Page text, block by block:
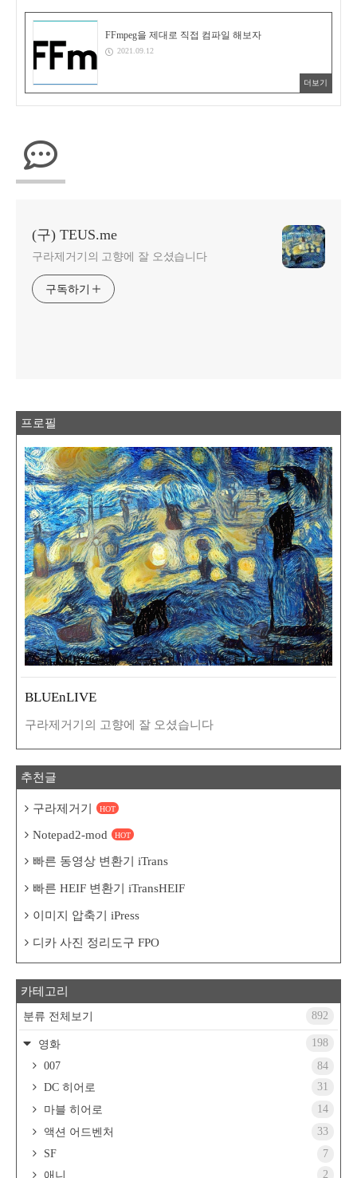
FFmpeg을 제대로 직접 컴파일 해보자
2021.09.12
더보기
(구) TEUS.me
구라제거기의 고향에 잘 오셨습니다
구독하기
프로필
BLUEnLIVE
구라제거기의 고향에 잘 오셨습니다
추천글
구라제거기 HOT
Notepad2-mod HOT
빠른 동영상 변환기 iTrans
빠른 HEIF 변환기 iTransHEIF
이미지 압축기 iPress
디카 사진 정리도구 FPO
카테고리
분류 전체보기 892
영화
198
007
84
DC 히어로
31
마블 히어로
14
액션 어드벤처
33
SF
7
애니
2